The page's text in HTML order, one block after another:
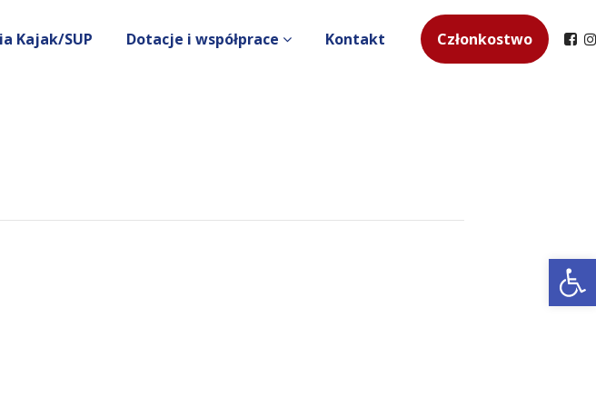
Kajak/SUP Dotacje i współprace Kontakt Członkostwo